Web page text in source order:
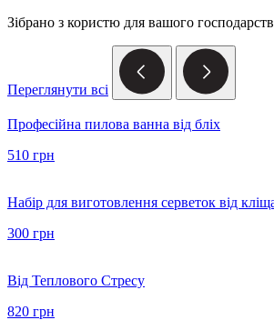
Зібрано з користю для вашого
Переглянути всі
Професійна пилова ванна від бліх
510 грн
Набір для виготовлення серветок від
300 грн
Від Теплового Стресу
820 грн